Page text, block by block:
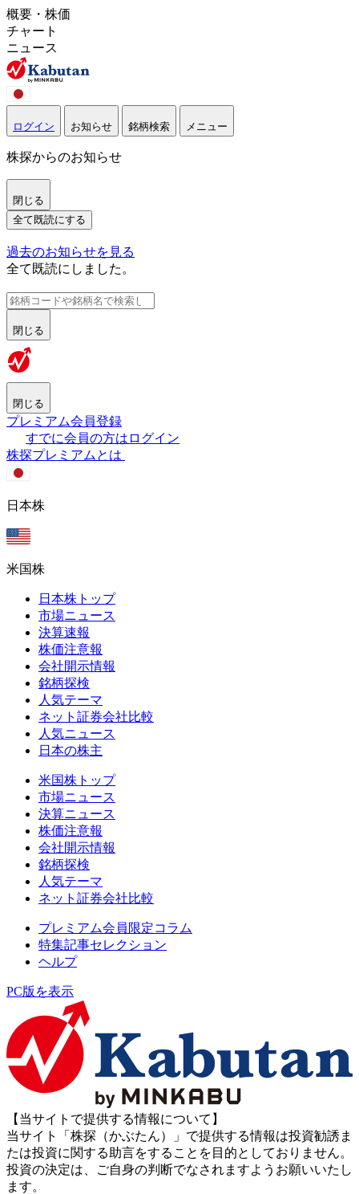
概要・株価
チャート
ニュース
ログイン お知らせ 銘柄検索 メニュー
株探からのお知らせ
閉じる
全て既読にする
過去のお知らせを見る
全て既読にしました。
閉じる
閉じる
プレミアム会員登録
すでに会員の方はログイン
株探プレミアムとは
日本株
米国株
日本株トップ
市場ニュース
決算速報
株価注意報
会社開示情報
銘柄探検
人気テーマ
ネット証券会社比較
人気ニュース
日本の株主
米国株トップ
市場ニュース
決算ニュース
株価注意報
会社開示情報
銘柄探検
人気テーマ
ネット証券会社比較
プレミアム会員限定コラム
特集記事セレクション
ヘルプ
PC版を表示
【当サイトで提供する情報について】
当サイト「株探（かぶたん）」で提供する情報は投資勧誘ま
たは投資に関する助言をすることを目的としておりません。
投資の決定は、ご自身の判断でなされますようお願いいたし
ます。